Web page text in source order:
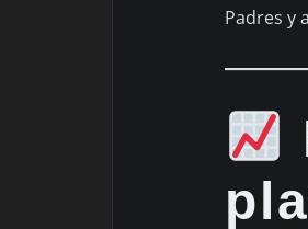
Padres y